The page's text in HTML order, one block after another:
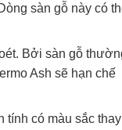
sàn gỗ này có
Bởi sàn gỗ
Ash sẽ hạn chế
tính có màu sắc thay